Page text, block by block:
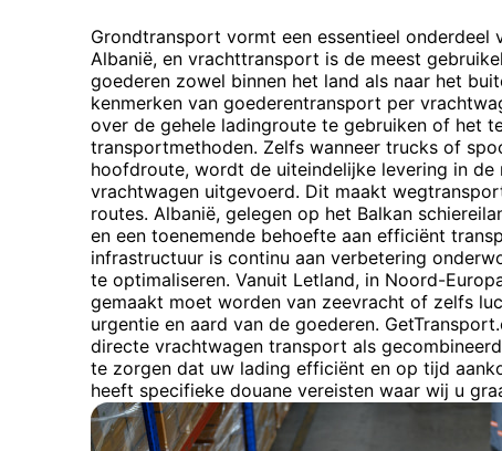
Grondtransport vormt een essentieel onderdeel
Albanië, en vrachttransport is de meest
goederen zowel binnen het land als naar het
kenmerken van goederentransport per
over de gehele ladingroute te gebruiken of het
transportmethoden. Zelfs wanneer trucks of
hoofdroute, wordt de uiteindelijke levering in de
vrachtwagen uitgevoerd. Dit maakt
routes. Albanië, gelegen op het Balkan
en een toenemende behoefte aan efficiënt
infrastructuur is continu aan verbetering
te optimaliseren. Vanuit Letland, in Noord-
gemaakt moet worden van zeevracht of zelfs
urgentie en aard van de goederen.
directe vrachtwagen transport als
te zorgen dat uw lading efficiënt en op tijd
heeft specifieke douane vereisten waar wij u